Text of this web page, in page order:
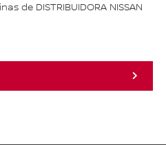
de DISTRIBUIDORA NISSAN